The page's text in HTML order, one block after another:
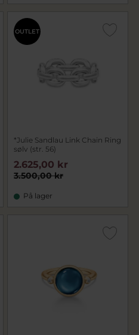
OUTLET
*Julie Sandlau Link Chain Ring
sølv (str. 56)
3.500,00 kr
2.625,00 kr
På lager